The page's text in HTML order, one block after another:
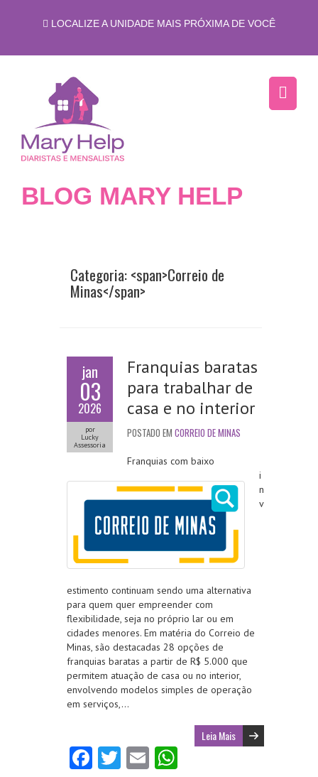
LOCALIZE A UNIDADE MAIS PRÓXIMA DE VOCÊ
BLOG MARY HELP
Categoria: <span>Correio de
Minas</span>
jan
03
2026
por
Lucky
Assessoria
Franquias baratas
para trabalhar de
casa e no interior
POSTADO EM CORREIO DE MINAS
Franquias com baixo
i
n
v
estimento continuam sendo uma alternativa
para quem quer empreender com
flexibilidade, seja no próprio lar ou em
cidades menores. Em matéria do Correio de
Minas, são destacadas 28 opções de
franquias baratas a partir de R$ 5.000 que
permitem atuação de casa ou no interior,
envolvendo modelos simples de operação
em serviços,…
Leia Mais
Fa T E